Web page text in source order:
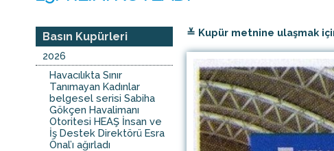
İletişim
Sabiha
Malaysia
≚ Kupür metnine ulaşmak
Basın Kupürleri
2026
Havacılıkta Sınır
Tanımayan Kadınlar
belgesel serisi Sabiha
Gökçen Havalimanı
Otoritesi HEAŞ İnsan ve
İş Destek Direktörü Esra
Önal’ı ağırladı